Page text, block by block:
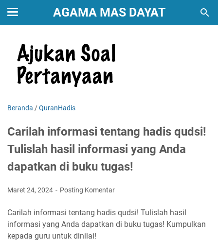
AGAMA MAS DAYAT
Beranda /QuranHadis
Carilah informasi tentang hadis qudsi!
Tulislah hasil informasi yang Anda
dapatkan di buku tugas!
Maret 24, 2024 Posting Komentar
Carilah informasi tentang hadis qudsi! Tulislah hasil
informasi yang Anda dapatkan di buku tugas! Kumpulkan
kepada guru untuk dinilai!